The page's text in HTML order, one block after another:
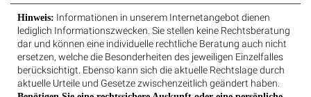
Hinweis: Informationen in unserem Internetangebot dienen
lediglich Informationszwecken. Sie stellen keine Rechtsberatung
dar und können eine individuelle rechtliche Beratung auch nicht
ersetzen, welche die Besonderheiten des jeweiligen Einzelfalles
berücksichtigt. Ebenso kann sich die aktuelle Rechtslage durch
aktuelle Urteile und Gesetze zwischenzeitlich geändert haben.